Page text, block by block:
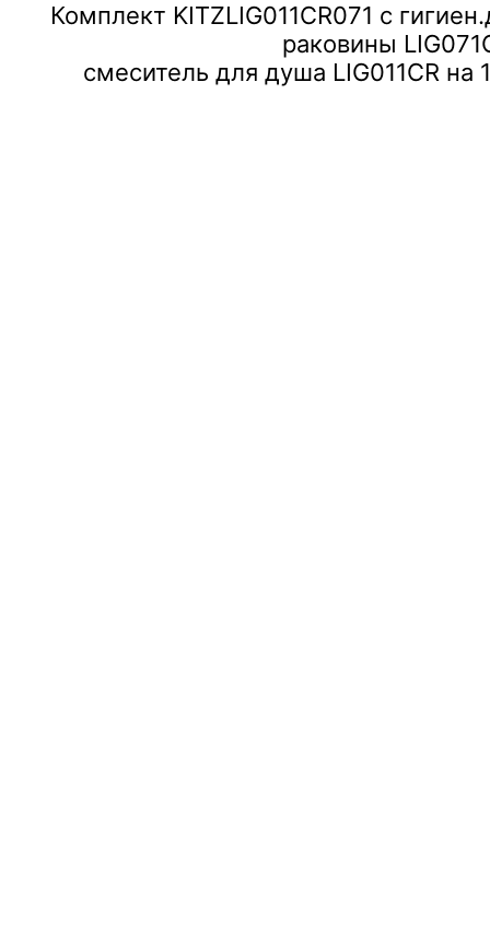
Комплект KITZLIG011CR071 с
раковины
смеситель для душа LIG011CR